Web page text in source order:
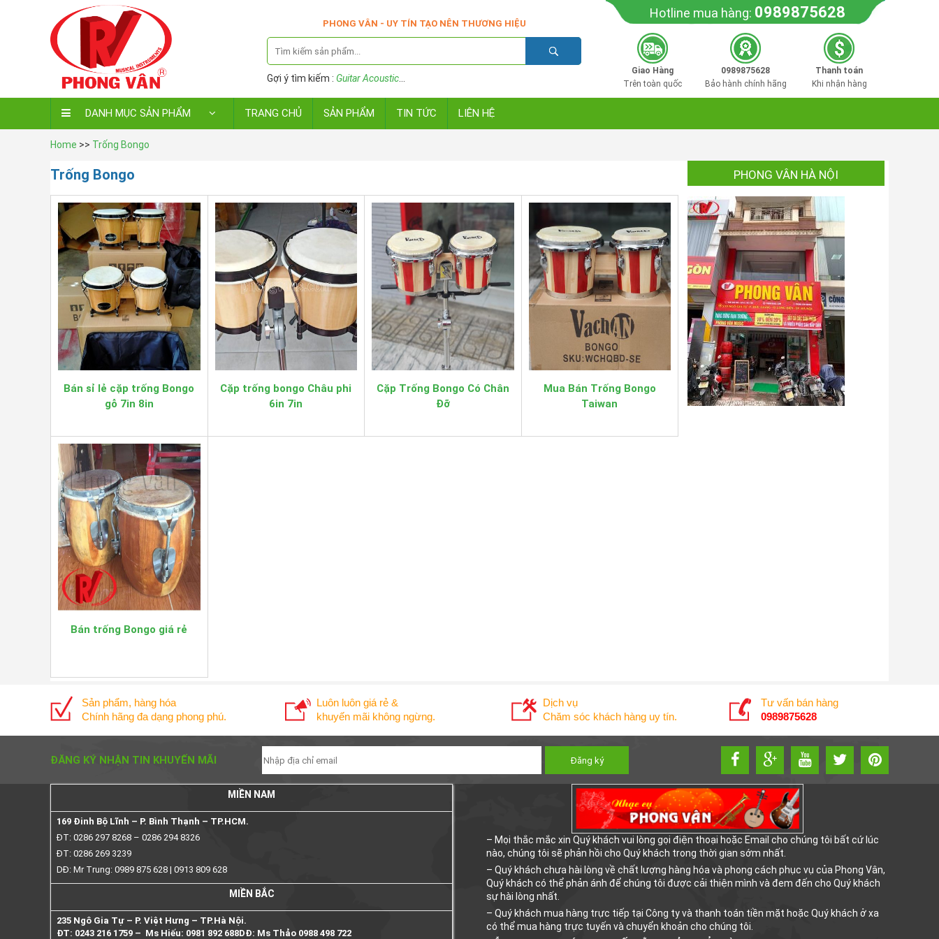
PHONG VÂN - UY TÍN TẠO NÊN THƯƠNG HIỆU
Gợi ý tìm kiếm : Guitar Acoustic
Hotline mua hàng: 0989875628
Giao Hàng
Trên toàn quốc
0989875628
Bảo hành chính hãng
Thanh toán
Khi nhận hàng
DANH MỤC SẢN PHẨM TRANG CHỦ SẢN PHẨM TIN TỨC LIÊN HỆ
Home >> Trống Bongo
Trống Bongo
Bán sỉ lẻ cặp trống Bongo
gỗ 7in 8in
Cặp trống bongo Châu phi
6in 7in
Cặp Trống Bongo Có Chân
Đỡ
Giao hàng
toàn quốc
Mẫu mã
BTBT
Kích thước
sản phẩm
7in và 8in
chất liệu gỗ cao cấp
Thời gian
bảo hành
12 tháng
có túi đựng bằng
vải và cờ lê vặn ốc
Mua Bán Trống Bongo
Taiwan
Bán trống Bongo giá rẻ
PHONG VÂN HÀ NỘI
Sản phẩm, hàng hóa
Chính hãng đa dạng phong phú.
Luôn luôn giá rẻ &
khuyến mãi không ngừng.
Dịch vụ
Chăm sóc khách hàng uy tín.
Tư vấn bán hàng
0989875628
ĐĂNG KÝ NHẬN TIN KHUYẾN MÃI
MIỀN NAM
169 Đinh Bộ Lĩnh – P. Bình Thạnh – TP.HCM.
ĐT: 0286 297 8268 – 0286 294 8326
ĐT: 0286 269 3239
DĐ: Mr Trung: 0989 875 628 | 0913 809 628
MIỀN BẮC
235 Ngô Gia Tự – P. Việt Hưng – TP.Hà Nội.
ĐT: 0243 216 1759 – Ms Hiếu: 0981 892 688DĐ: Ms Thảo 0988 498 722
– Mọi thắc mắc xin Quý khách vui lòng gọi điện thoại hoặc Email cho chúng tôi bất cứ lúc
nào, chúng tôi sẽ phản hồi cho Quý khách trong thời gian sớm nhất.
– Quý khách chưa hài lòng về chất lượng hàng hóa và phong cách phục vụ của Phong Vân,
Quý khách có thể phản ánh để chúng tôi được cải thiện mình và đem đến cho Quý khách
sự hài lòng nhất.
– Quý khách mua hàng trực tiếp tại Công ty và thanh toán tiền mặt hoặc Quý khách ở xa
có thể mua hàng trực tuyến và chuyển khoản cho chúng tôi.